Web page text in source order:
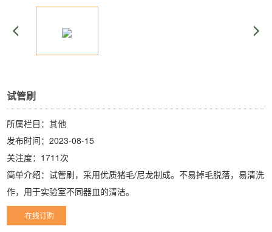
试管刷
所属栏目：其他
发布时间：2023-08-15
关注度：1711次
简单介绍：试管刷，采用优质猪毛/尼龙制成。不易掉毛脱落，易清洗
作，用于实验室不同器皿的清洁。
在线订购